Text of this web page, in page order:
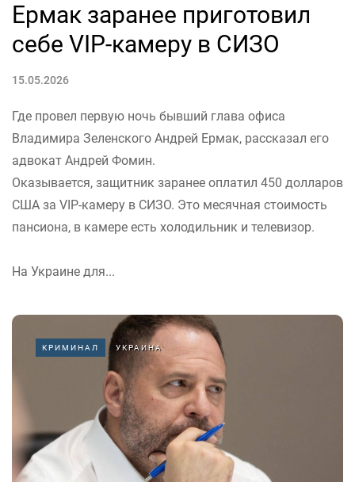
Ермак заранее приготовил
себе VIP-камеру в СИЗО
15.05.2026
Где провел первую ночь бывший глава офиса
Владимира Зеленского Андрей Ермак, рассказал его
адвокат Андрей Фомин.
Оказывается, защитник заранее оплатил 450 долларов
США за VIP-камеру в СИЗО. Это месячная стоимость
пансиона, в камере есть холодильник и телевизор.
На Украине для...
КРИМИНАЛ УКРАИНА